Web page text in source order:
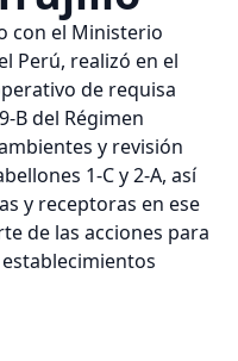
con el Ministerio
Perú, realizó en el
de requisa
B del Régimen
y revisión
1-C y 2-A, así
y receptoras en ese
de las acciones para